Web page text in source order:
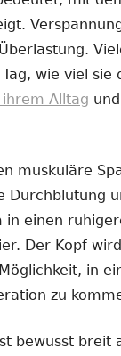
wie viel sie
ihrem Alltag
muskuläre
Durchblutung
in einen
Der Kopf
in
zu
bewusst breit